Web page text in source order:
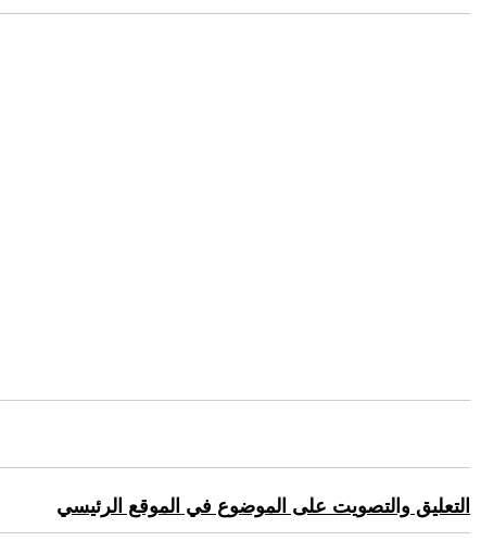
التعليق والتصويت على الموضوع في الموقع الرئيسي